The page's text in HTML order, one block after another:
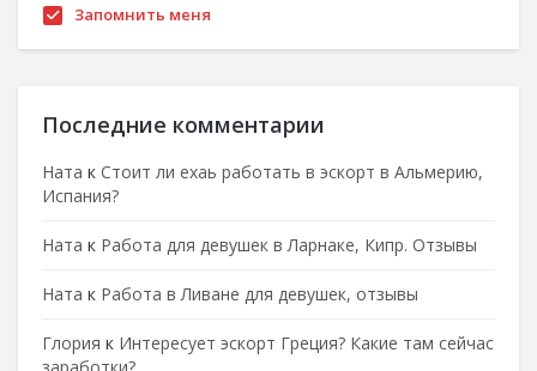
Запомнить меня
Последние комментарии
Ната к Стоит ли ехаь работать в эскорт в Альмерию,
Испания?
Ната к Работа для девушек в Ларнаке, Кипр. Отзывы
Ната к Работа в Ливане для девушек, отзывы
Глория к Интересует эскорт Греция? Какие там сейчас